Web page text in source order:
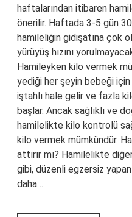
haftalarından itibaren
önerilir. Haftada 3-5 gün
hamileliğin gidişatına çok
yürüyüş hızını
Hamileyken kilo vermek
yediği her şeyin bebeği
iştahlı hale gelir ve fazla
başlar. Ancak sağlıklı ve
hamilelikte kilo kontrolü
kilo vermek mümkündür.
attırır mı? Hamilelikte
gibi, düzenli egzersiz
daha…